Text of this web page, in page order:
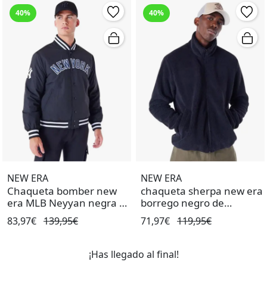
40%
NEW ERA
Chaqueta bomber new
era MLB Neyyan negra de
hombre.
83,97€ 139,95€
40%
NEW ERA
chaqueta sherpa new era
borrego negro de
hombre.
71,97€ 119,95€
¡Has llegado al final!